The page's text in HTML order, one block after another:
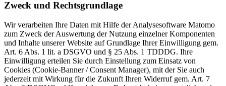
Zweck und Rechtsgrundlage
Wir verarbeiten Ihre Daten mit Hilfe der Analysesoftware Matomo
zum Zweck der Auswertung der Nutzung einzelner Komponenten
und Inhalte unserer Website auf Grundlage Ihrer Einwilligung gem.
Art. 6 Abs. 1 lit. a DSGVO und § 25 Abs. 1 TDDDG. Ihre
Einwilligung erteilen Sie durch Einstellung zum Einsatz von
Cookies (Cookie-Banner / Consent Manager), mit der Sie auch
jederzeit mit Wirkung für die Zukunft Ihren Widerruf gem. Art. 7